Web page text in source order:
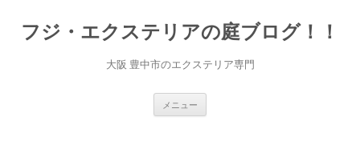
テ
ン
フジ・エクステリアの庭ブログ！！
大阪 豊中市のエクステリア専門
メニュー